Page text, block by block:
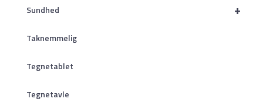
+
Sundhed
Taknemmelig
Tegnetablet
Tegnetavle